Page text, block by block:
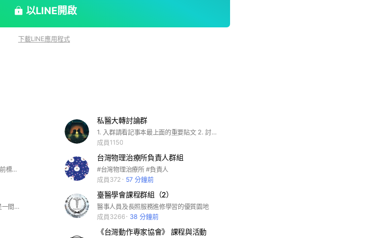
以LINE開啟
下載LINE應用程式
私醫大轉討論群
1. 入群請看記事本最上面的重要貼文 2. 討論學業上遇到的問題 3. 避免課業問題以外的閒聊
成員1150
歡迎各位的加入～👏 🔺加入請在名字前標記是哪個系的（P/O/S/R)T- 名字，Ex: PT-🐰 🌟🌟 為了打造好的讀書互助社群，請先到記事本的「重要貼文」的部分，詳讀規範，謝謝配合。 如何準備考試的方法與心得也可參考記事本🤍 盡量以詢問國考題目為主呦😊 #國考題討論#互助#物理治療#職能治療#語言治療#讀書討論#物理治療師#職涯討論#職缺討論#診所職缺#醫院職缺
台灣物理治療所負責人群組
#台灣物理治療所 #負責人
成員372
57 分鐘前
🐱 讀者專屬・臨床推理深度社群 這是一間專為《三矯貓治療師》系列電子書讀者建立的「實戰研究室」。如果你厭倦了死背教科書，想掌握真正的臨床邏輯與解剖推理，這裡就是你的後援會。 📍 在這裡，我們只談硬核： 1.臨床互助：遇上卡關的個案？丟出來，我們集思廣益，把推理走完。 2.知識加碼：提供比 IG/Threads 更深一層的解剖細節與思維補充。 3.新書共創：第一手試閱、章節投票，決定下一本新書的誕生路徑。 4.共好分潤：讀者專屬 40% 聯盟行銷資源，讓你的專業知識轉化為收益。 ⚠️ 入群須知：僅限已購買電子書的專業人士加入。申請請填寫「購書Email」。
臺醫學會課程群組（2）
醫事人員及長照服務進修學習的優質園地
成員3266
38 分鐘前
《台灣動作專家協會》 課程與活動